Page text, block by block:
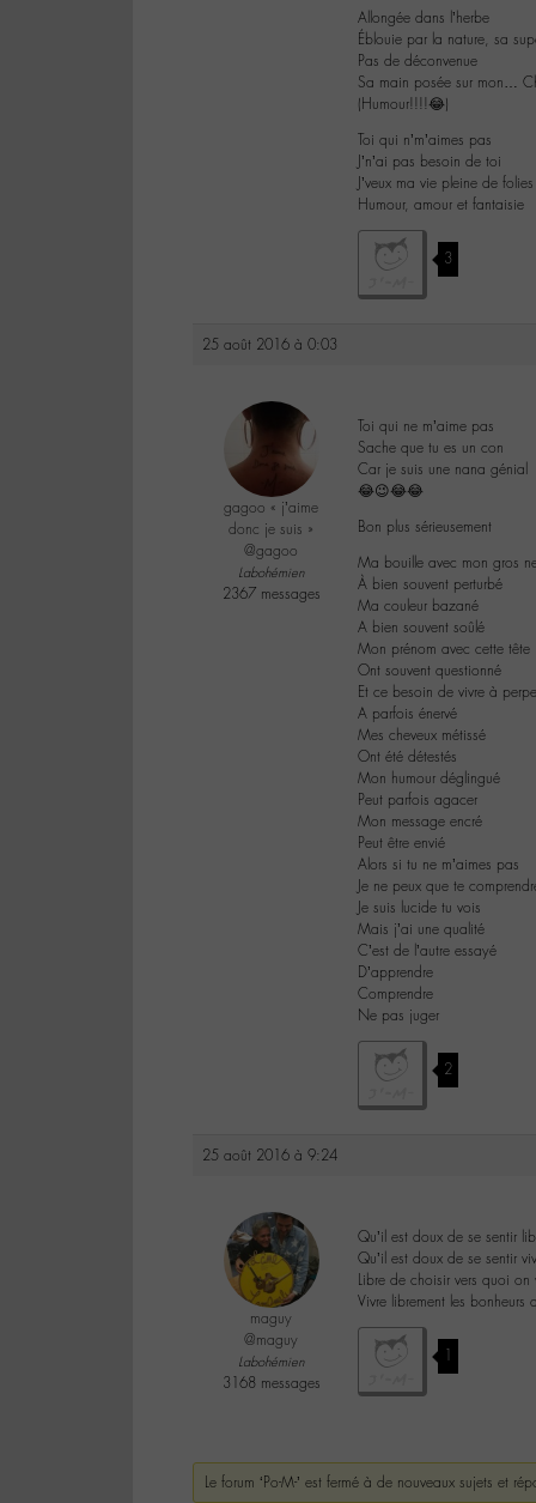
Allongée dans l’herbe
Éblouie par la nature, sa
Pas de déconvenue
Sa main posée sur mon…
(Humour!!!!😂)
Toi qui n’m’aimes pas
J’n’ai pas besoin de toi
J’veux ma vie pleine de folies
Humour, amour et fantaisie
3
25 août 2016 à 0:03
gagoo « j’aime
donc je suis »
@gagoo
Labohémien
2367 messages
Toi qui ne m’aime pas
Sache que tu es un con
Car je suis une nana génial
😂😉😂😂
Bon plus sérieusement
Ma bouille avec mon gros
À bien souvent perturbé
Ma couleur bazané
A bien souvent soûlé
Mon prénom avec cette tête
Ont souvent questionné
Et ce besoin de vivre à
A parfois énervé
Mes cheveux métissé
Ont été détestés
Mon humour déglingué
Peut parfois agacer
Mon message encré
Peut être envié
Alors si tu ne m’aimes pas
Je ne peux que te
Je suis lucide tu vois
Mais j’ai une qualité
C’est de l’autre essayé
D’apprendre
Comprendre
Ne pas juger
2
25 août 2016 à 9:24
maguy
@maguy
Labohémien
3168 messages
Qu’il est doux de se sentir
Qu’il est doux de se sentir
Libre de choisir vers quoi on
Vivre librement les bonheurs
1
Le forum ‘Po-M-’ est fermé à de nouveaux sujets et